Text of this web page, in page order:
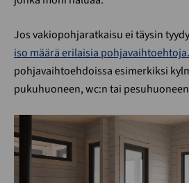
Jos vakiopohjaratkaisu ei täysin
iso määrä erilaisia pohjavaihtoehtoja.
pohjavaihtoehdoissa esimerkiksi
pukuhuoneen, wc:n tai